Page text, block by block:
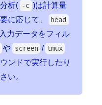
析( -c )は計算量
に応じて、
head
力データをフィル
や screen / tmux
ンドで実行したり
い。